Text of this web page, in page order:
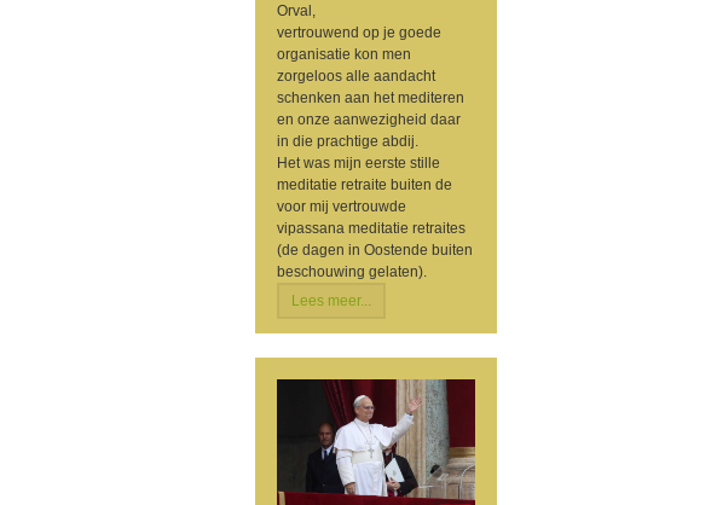
Orval,
vertrouwend op je goede
organisatie kon men
zorgeloos alle aandacht
schenken aan het mediteren
en onze aanwezigheid daar
in die prachtige abdij.
Het was mijn eerste stille
meditatie retraite buiten de
voor mij vertrouwde
vipassana meditatie retraites
(de dagen in Oostende buiten
beschouwing gelaten).
Lees meer...